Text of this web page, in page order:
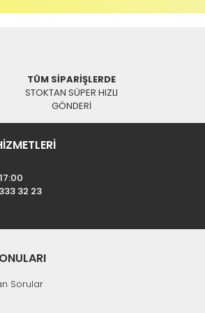
TÜM SİPARİŞLERDE
STOKTAN SÜPER HIZLI
GÖNDERİ
32 23
Sorular